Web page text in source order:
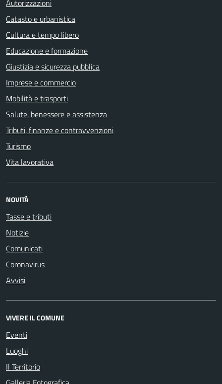
Autorizzazioni
Catasto e urbanistica
Cultura e tempo libero
Educazione e formazione
Giustizia e sicurezza pubblica
Imprese e commercio
Mobilità e trasporti
Salute, benessere e assistenza
Tributi, finanze e contravvenzioni
Turismo
Vita lavorativa
NOVITÀ
Tasse e tributi
Notizie
Comunicati
Coronavirus
Avvisi
VIVERE IL COMUNE
Eventi
Luoghi
Il Territorio